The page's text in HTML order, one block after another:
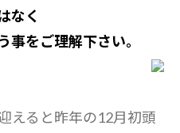
なく
事をご理解下さい。
えると昨年の12月初頭